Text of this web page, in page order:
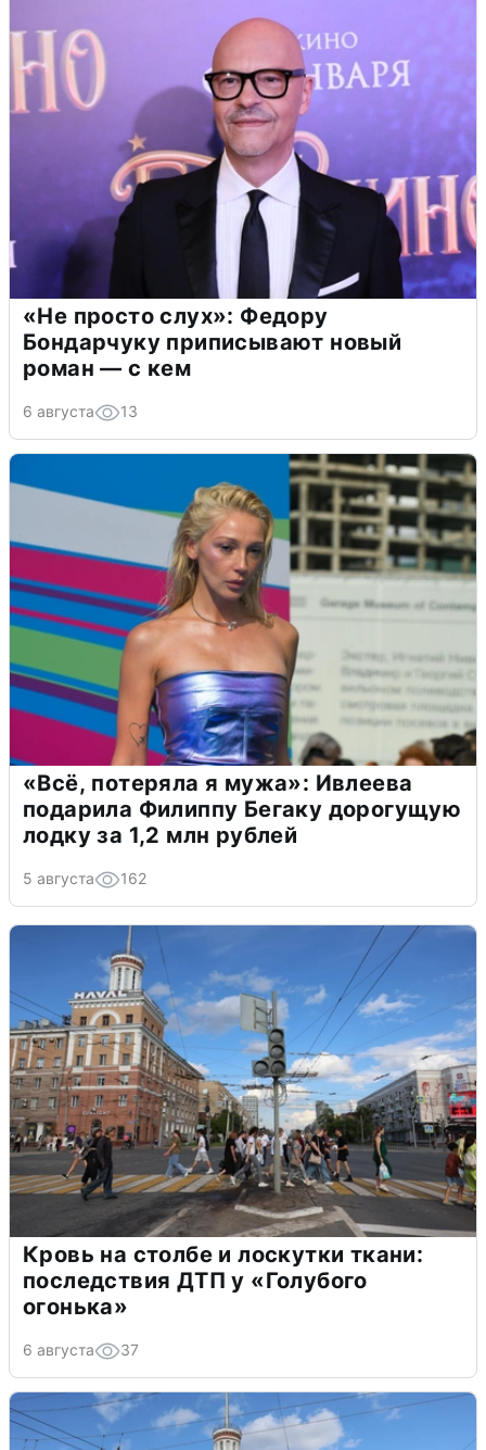
«Не просто слух»: Федору
Бондарчуку приписывают новый
роман — с кем
6 августа 13
«Всё, потеряла я мужа»: Ивлеева
подарила Филиппу Бегаку дорогущую
лодку за 1,2 млн рублей
5 августа 162
Кровь на столбе и лоскутки ткани:
последствия ДТП у «Голубого
огонька»
6 августа 37